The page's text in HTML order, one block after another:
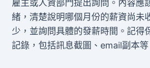
雇主或人資部門提出詢問。內容應
緒，清楚說明哪個月份的薪資尚未
少，並詢問具體的發薪時間。記得
記錄，包括訊息截圖、email副本等